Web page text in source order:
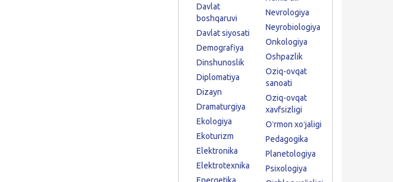
Davlat
boshqaruvi
Davlat siyosati
Demografiya
Dinshunoslik
Diplomatiya
Dizayn
Dramaturgiya
Ekologiya
Ekoturizm
Elektronika
Elektrotexnika
Nevrologiya
Neyrobiologiya
Onkologiya
Oshpazlik
Oziq-ovqat
sanoati
Oziq-ovqat
xavfsizligi
Oʻrmon xoʻjaligi
Pedagogika
Planetologiya
Psixologiya